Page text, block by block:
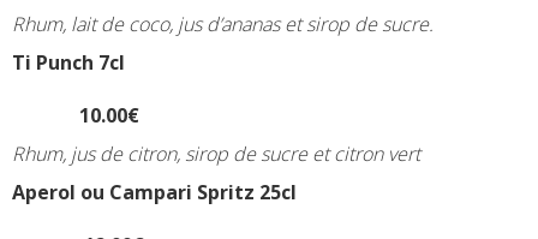
Rhum, lait de coco, jus d’ananas et sirop de sucre.
Ti Punch 7cl
10.00€
Rhum, jus de citron, sirop de sucre et citron vert
Aperol ou Campari Spritz 25cl